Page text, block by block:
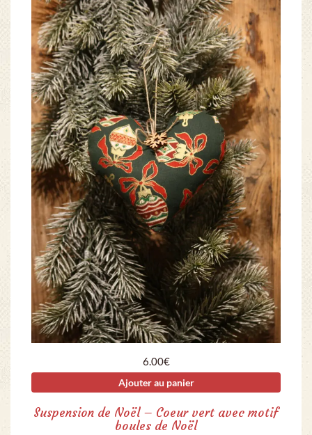
6.00€
Ajouter au panier
Suspension de Noël – Coeur vert avec motif
boules de Noël